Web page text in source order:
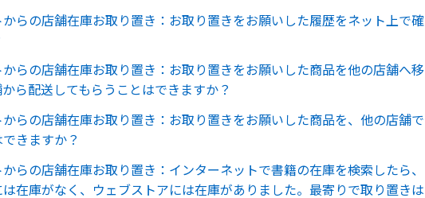
らの店舗在庫お取り置き：お取り置きをお願いした履歴をネット上で確
らの店舗在庫お取り置き：お取り置きをお願いした商品を他の店舗へ移
ら配送してもらうことはできますか？
らの店舗在庫お取り置き：お取り置きをお願いした商品を、他の店舗で
きますか？
らの店舗在庫お取り置き：インターネットで書籍の在庫を検索したら、
在庫がなく、ウェブストアには在庫がありました。最寄りで取り置きは